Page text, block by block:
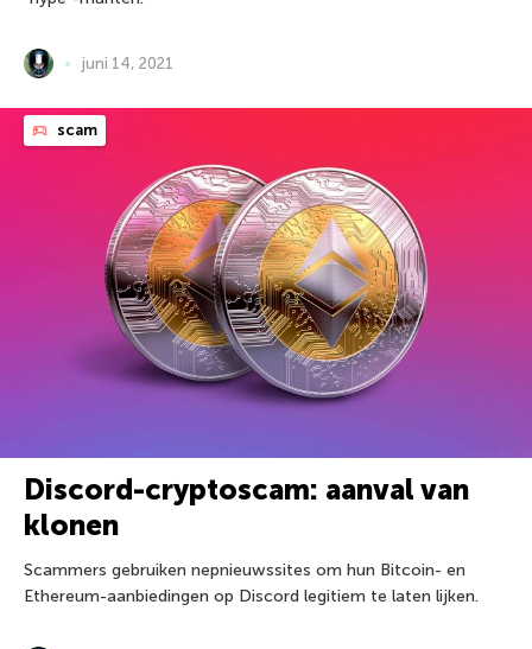
juni 14, 2021
scam
Discord-cryptoscam: aanval van
klonen
Scammers gebruiken nepnieuwssites om hun Bitcoin- en
Ethereum-aanbiedingen op Discord legitiem te laten lijken.